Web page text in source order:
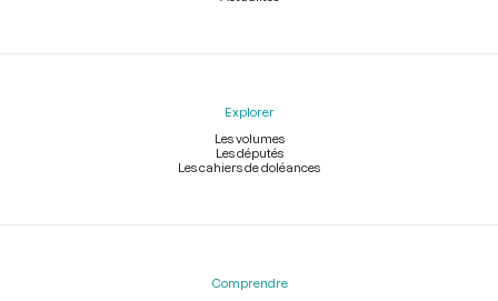
Explorer
Les volumes
Les députés
Les cahiers de doléances
Comprendre